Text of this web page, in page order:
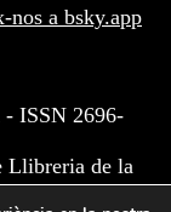
nos a bsky.app
ISSN 2696-
Llibreria de la
de